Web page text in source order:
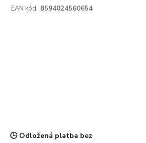
EAN kód: 8594024560654
🕒 Odložená platba bez